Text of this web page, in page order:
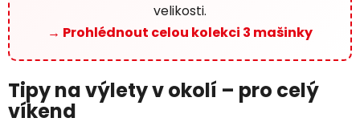
velikosti.
→ Prohlédnout celou kolekci 3 mašinky
Tipy na výlety v okolí – pro celý
víkend